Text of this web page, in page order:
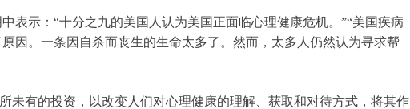
表示：“十分之九的美国人认为美国正面临心理健康危机。”“美国疾病
因。一条因自杀而丧生的生命太多了。然而，太多人仍然认为寻求帮
未有的投资，以改变人们对心理健康的理解、获取和对待方式，将其作